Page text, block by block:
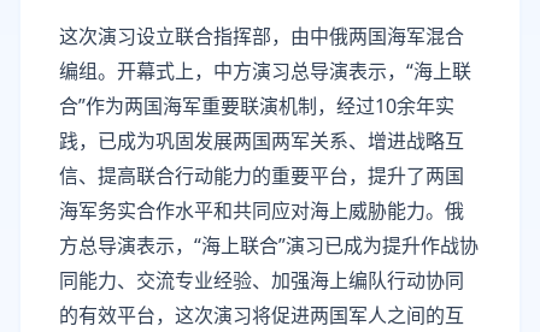
这次演习设立联合指挥部，由中俄两国海军混合
编组。开幕式上，中方演习总导演表示，“海上联
合”作为两国海军重要联演机制，经过10余年实
践，已成为巩固发展两国两军关系、增进战略互
信、提高联合行动能力的重要平台，提升了两国
海军务实合作水平和共同应对海上威胁能力。俄
方总导演表示，“海上联合”演习已成为提升作战协
同能力、交流专业经验、加强海上编队行动协同
的有效平台，这次演习将促进两国军人之间的互